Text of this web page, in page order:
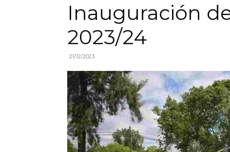
Inauguración
2023/24
21/12/2023